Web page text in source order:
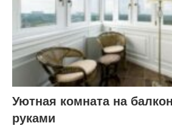
Уютная комната на
руками